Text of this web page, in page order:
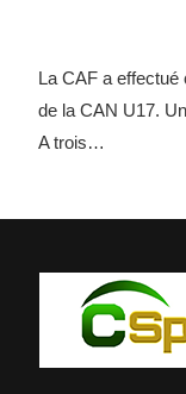
La CAF a effectué
de la CAN U17.
A trois…